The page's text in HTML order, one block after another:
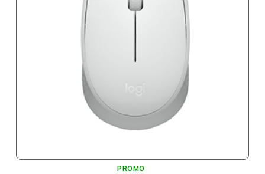
PROMO